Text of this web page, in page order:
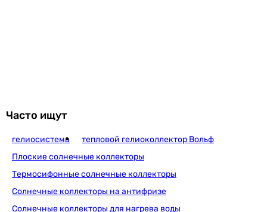
внесенные производителем.
Часто ищут
гелиосистема
тепловой гелиоколлектор Вольф
Плоские солнечные коллекторы
Термосифонные солнечные коллекторы
Солнечные коллекторы на антифризе
Солнечные коллекторы для нагрева воды